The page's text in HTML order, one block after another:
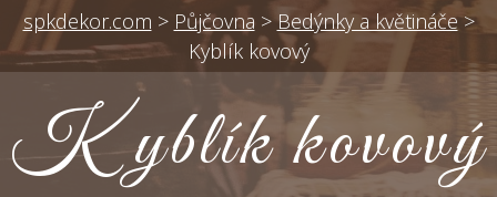
spkdekor.com > Půjčovna > Bedýnky a květináče >
Kyblík kovový
Kyblík kovový